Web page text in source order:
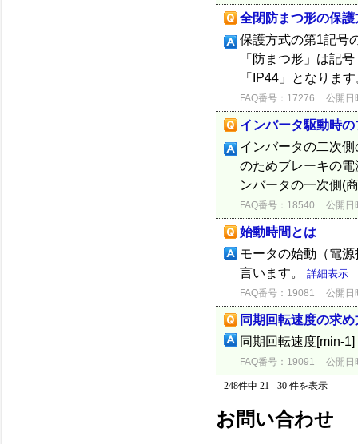
全閉防まつ形の保
保護方式の第1記号
「防まつ形」は記
「IP44」となりま
FAQ番号：17276 公開日
インバータ駆動時
インバータの二次
のためブレーキの
ンバータの一次側(
FAQ番号：18540 公開日
始動時間とは
モータの始動（電
言います。 詳細表示
FAQ番号：19081 公開日
同期回転速度の求め
同期回転速度[min-
FAQ番号：19091 公開日
248件中 21 - 30 件を表示
お問い合わせ